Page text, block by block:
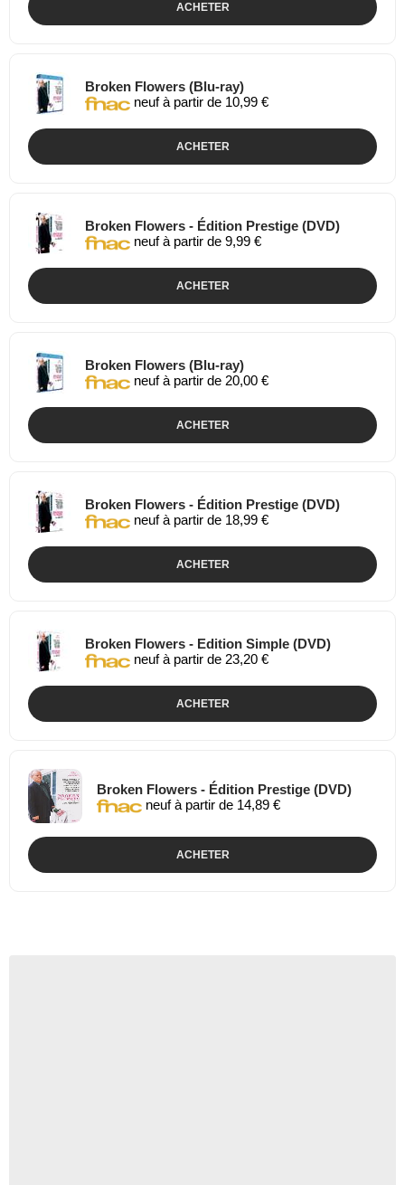
ACHETER
Broken Flowers (Blu-ray)
neuf à partir de 10,99 €
ACHETER
Broken Flowers - Édition Prestige (DVD)
neuf à partir de 9,99 €
ACHETER
Broken Flowers (Blu-ray)
neuf à partir de 20,00 €
ACHETER
Broken Flowers - Édition Prestige (DVD)
neuf à partir de 18,99 €
ACHETER
Broken Flowers - Edition Simple (DVD)
neuf à partir de 23,20 €
ACHETER
Broken Flowers - Édition Prestige (DVD)
neuf à partir de 14,89 €
ACHETER